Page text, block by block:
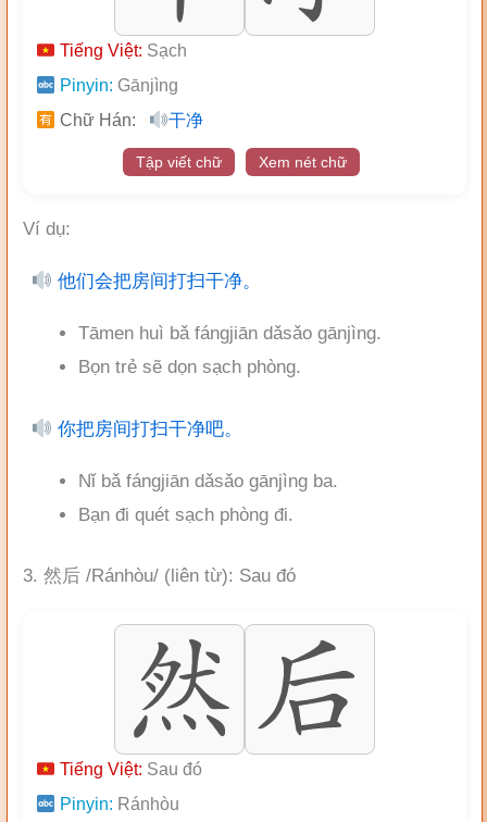
Tiếng Việt: Sạch
Pinyin: Gānjìng
Chữ Hán:
干净
Tập viết chữ Xem nét chữ
Ví dụ:
他们会把房间打扫干净。
Tāmen huì bǎ fángjiān dǎsǎo gānjìng.
Bọn trẻ sẽ dọn sạch phòng.
你把房间打扫干净吧。
Nǐ bǎ fángjiān dǎsǎo gānjìng ba.
Bạn đi quét sạch phòng đi.
3. 然后 /Ránhòu/ (liên từ): Sau đó
Tiếng Việt: Sau đó
Pinyin: Ránhòu